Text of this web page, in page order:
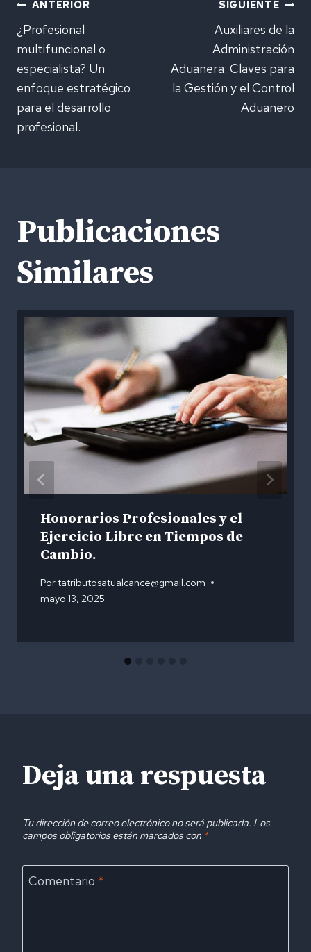
Navegación
de
entradas
ANTERIOR
¿Profesional
multifuncional o
especialista? Un
enfoque estratégico
para el desarrollo
profesional.
SIGUIENTE
Auxiliares de la
Administración
Aduanera: Claves para
la Gestión y el Control
Aduanero
Publicaciones
Similares
Honorarios Profesionales y el
Ejercicio Libre en Tiempos de
Cambio.
Portatributosatualcance@gmail.com
mayo 13, 2025
Deja una respuesta
Tu dirección de correo electrónico no será publicada. Los
campos obligatorios están marcados con *
Comentario *